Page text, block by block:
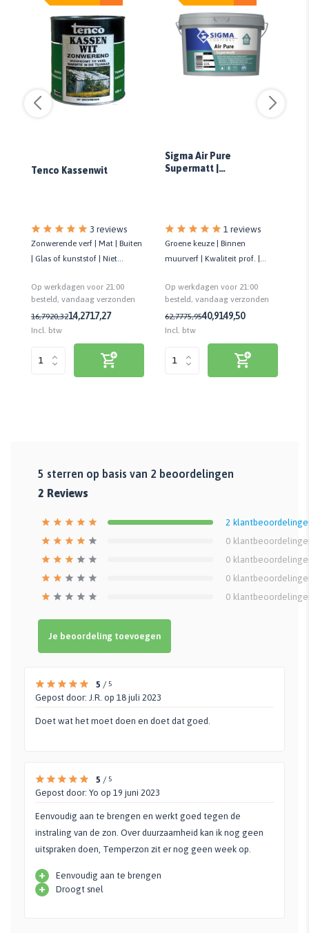
Tenco Kassenwit
3 reviews
Zonwerende verf | Mat | Buiten
| Glas of kunststof | Niet
Op werkdagen voor 21:00
besteld, vandaag verzonden
16,7920,3214,2717,27
Incl. btw
Sigma Air Pure
Supermatt |
1 reviews
Groene keuze | Binnen
muurverf | Kwaliteit prof. |
m²/liter
Op werkdagen voor 21:00
besteld, vandaag verzonden
62,7775,9540,9149,50
Incl. btw
5 sterren op basis van 2 beoordelingen
2 Reviews
2
0
0
0
0
Je beoordeling toevoegen
5 / 5
Gepost door: J.R. op 18 juli 2023
Doet wat het moet doen en doet dat goed.
5 / 5
Gepost door: Yo op 19 juni 2023
Eenvoudig aan te brengen en werkt goed tegen de
instraling van de zon. Over duurzaamheid kan ik nog geen
uitspraken doen, Temperzon zit er nog geen week op.
+ Eenvoudig aan te brengen
+ Droogt snel